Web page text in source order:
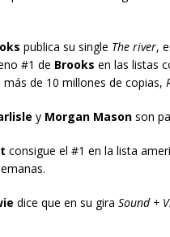
publica su single The river,
#1 de Brooks en las listas
de 10 millones de copias,
y Morgan Masonson
consigue el #1 en la lista
dice que en su gira Sound +